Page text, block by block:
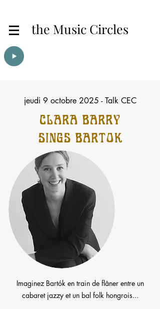
the Music Circles
jeudi 9 octobre 2025 - Talk CEC
CLARA BARRY
SINGS BARTÓK
Imaginez Bartók en train de flâner entre un
cabaret jazzy et un bal folk hongrois...